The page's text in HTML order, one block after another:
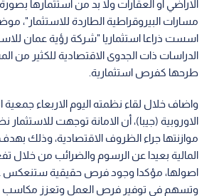
الاراضي او العقارات ولا بد من استثمارها
مسارات البيروقراطية الطاردة للاستثمار"،
اسست ذراعا استثماريا "شركة رؤية عمان
الدراسات ذات الجدوى الاقتصادية للكثير من
طرحها كفرص استثمارية.
واضاف خلال لقاء نظمته اليوم الاربعاء جمعية
الاوروبية (جيبا)، أن الامانة توجهت للاستثمار
موازنتها جراء الظروف الاقتصادية، وذلك بهدف
المالية بعيدا عن الرسوم والضرائب من خلال
اصولها، مؤكدا وجود فرص حقيقية ستنعكس
وتسهم في توفير فرص العمل وتعزز مكاسب